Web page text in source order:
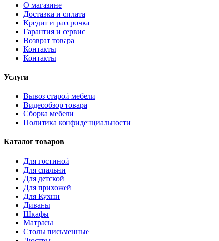
О магазине
Доставка и оплата
Кредит и рассрочка
Гарантия и сервис
Возврат товара
Контакты
Контакты
Услуги
Вывоз старой мебели
Видеообзор товара
Сборка мебели
Политика конфиденциальности
Каталог товаров
Для гостиной
Для спальни
Для детской
Для прихожей
Для Кухни
Диваны
Шкафы
Матрасы
Столы письменные